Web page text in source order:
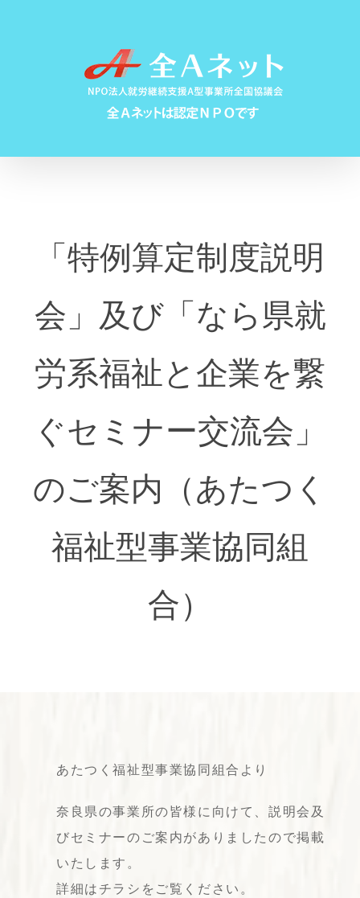
「特例算定制度説明
会」及び「なら県就
労系福祉と企業を繋
ぐセミナー交流会」
のご案内（あたつく
福祉型事業協同組
合）
あたつく福祉型事業協同組合より
奈良県の事業所の皆様に向けて、説明会及
びセミナーのご案内がありましたので掲載
いたします。
詳細はチラシをご覧ください。